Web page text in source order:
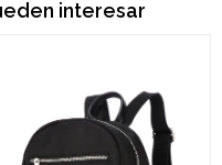
interesar